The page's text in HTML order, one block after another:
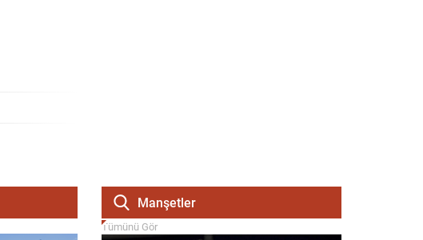
Manşetler
Tümünü Gör